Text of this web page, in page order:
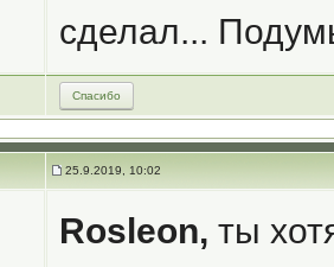
сделал...
Спасибо
25.9.2019, 10:02
Rosleon, ты